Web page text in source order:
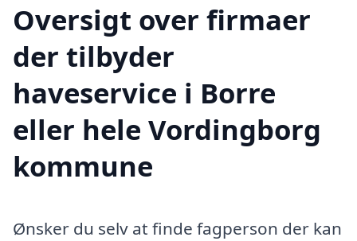
Oversigt over firmaer
der tilbyder
haveservice i Borre
eller hele Vordingborg
kommune
Ønsker du selv at finde fagperson der kan